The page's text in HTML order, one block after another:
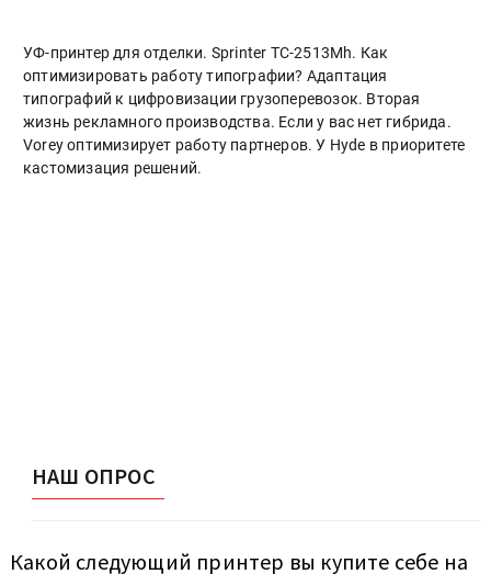
УФ-принтер для отделки. Sprinter ТС-2513Mh. Как
оптимизировать работу типографии? Адаптация
типографий к цифровизации грузоперевозок. Вторая
жизнь рекламного производства. Если у вас нет гибрида.
Vorey оптимизирует работу партнеров. У Hyde в приоритете
кастомизация решений.
НАШ ОПРОС
Какой следующий принтер вы купите себе на